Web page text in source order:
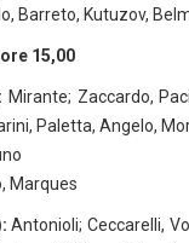
Barreto, Kutuzov,
ore 15,00
Mirante; Zaccardo,
Paletta, Angelo,
Marques
Antonioli; Ceccarelli,